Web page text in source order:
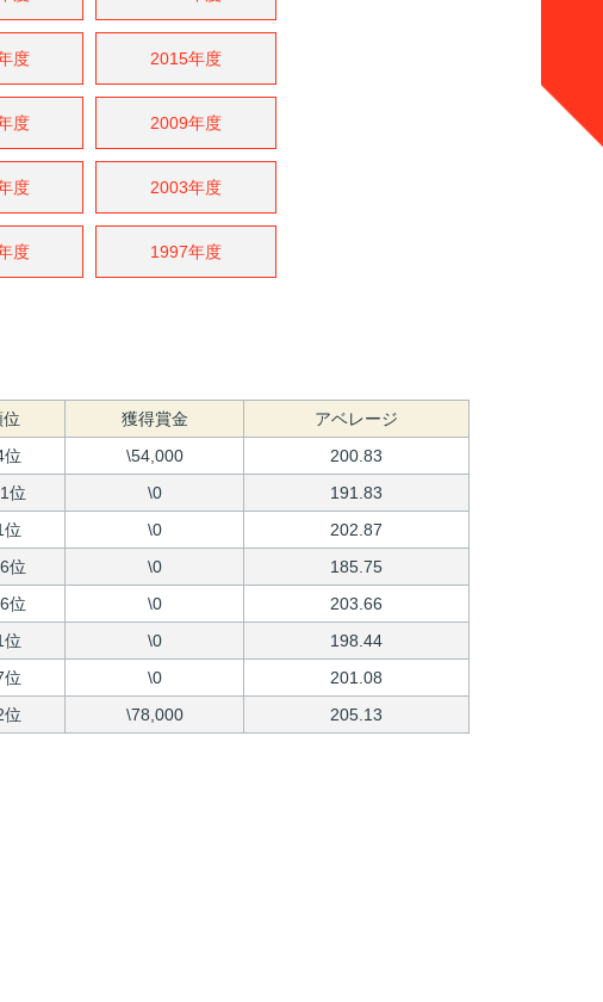
度 2015年度
度 2009年度
度 2003年度
度 1997年度
位 獲得賞金
アベレージ
位 \54,000
200.83
位 \0
191.83
位 \0
202.87
位 \0
185.75
位 \0
203.66
位 \0
198.44
位 \0
201.08
位 \78,000 205.13